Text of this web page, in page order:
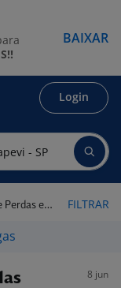
Login
Itapevi - SP FILTRAR
8 jun
BAIXAR